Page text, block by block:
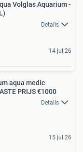
Volglas Aquarium -
Details
14 jul 26
aqua medic
PRIJS €1000
Details
15 jul 26